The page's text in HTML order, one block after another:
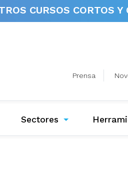
CURSOS CORTOS Y
Prensa
Sectores